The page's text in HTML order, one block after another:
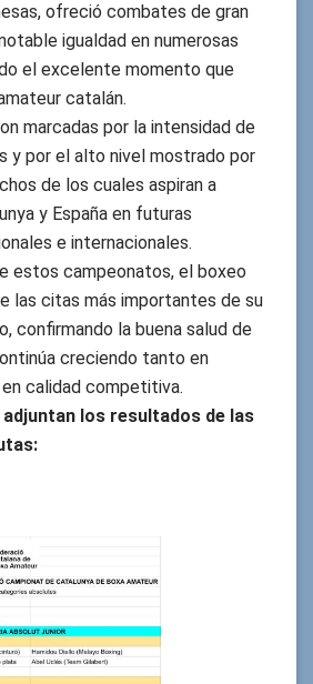
ofreció combates de gran
igualdad en numerosas
el excelente momento que
catalán.
marcadas por la intensidad de
y por el alto nivel mostrado por
de los cuales aspiran a
y España en futuras
e internacionales.
estos campeonatos, el boxeo
las citas más importantes de su
confirmando la buena salud de
creciendo tanto en
calidad competitiva.
los resultados de las